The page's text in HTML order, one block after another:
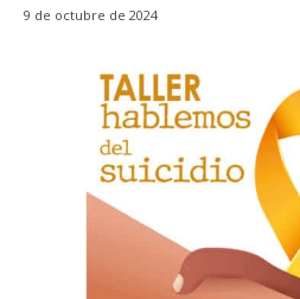
9 de octubre de 2024